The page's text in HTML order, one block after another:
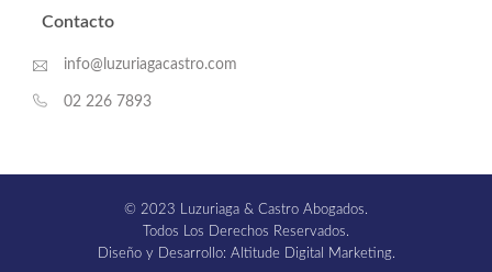
Contacto
info@luzuriagacastro.com
02 226 7893
© 2023 Luzuriaga & Castro Abogados.
Todos Los Derechos Reservados.
Diseño y Desarrollo: Altitude Digital Marketing.